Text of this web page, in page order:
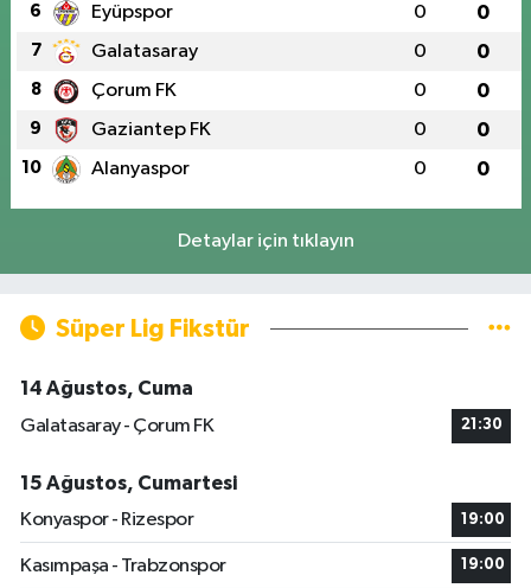
6 Eyüpspor 0 0
7 Galatasaray 0 0
8 Çorum FK 0 0
9 Gaziantep FK 0 0
10 Alanyaspor 0 0
Detaylar için tıklayın
Süper Lig Fikstür
14 Ağustos, Cuma
Galatasaray - Çorum FK
21:30
15 Ağustos, Cumartesi
Konyaspor - Rizespor
19:00
Kasımpaşa - Trabzonspor 19:00